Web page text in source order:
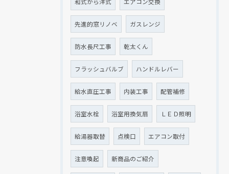
和式から洋式 エアコン交換
先進的窓リノベ ガスレンジ
防水長尺工事 乾太くん
フラッシュバルブ ハンドルレバー
給水直圧工事 内装工事 配管補修
浴室水栓 浴室用換気扇 ＬＥＤ照明
給湯器取替 点検口 エアコン取付
注意喚起 新商品のご紹介